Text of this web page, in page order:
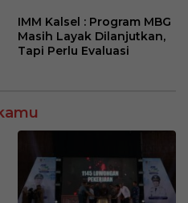
IMM Kalsel : Program MBG
Masih Layak Dilanjutkan,
Tapi Perlu Evaluasi